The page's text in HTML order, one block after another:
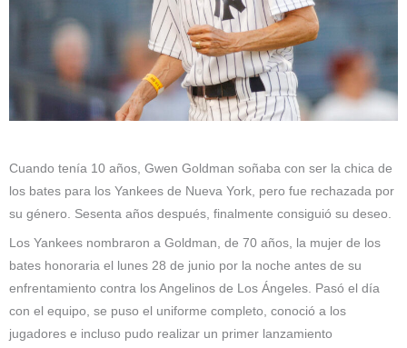
Cuando tenía 10 años, Gwen Goldman soñaba con ser la chica de
los bates para los Yankees de Nueva York, pero fue rechazada por
su género. Sesenta años después, finalmente consiguió su deseo.
Los Yankees nombraron a Goldman, de 70 años, la mujer de los
bates honoraria el lunes 28 de junio por la noche antes de su
enfrentamiento contra los Angelinos de Los Ángeles. Pasó el día
con el equipo, se puso el uniforme completo, conoció a los
jugadores e incluso pudo realizar un primer lanzamiento